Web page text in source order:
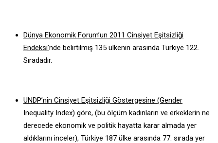
Dünya Ekonomik Forum’un 2011 Cinsiyet Eşitsizliği
Endeksi’nde belirtilmiş 135 ülkenin arasında Türkiye 122.
Sıradadır.
UNDP’nin Cinsiyet Eşitsizliği Göstergesine (Gender
Inequality Index) göre, (bu ölçüm kadınların ve erkeklerin ne
derecede ekonomik ve politik hayatta karar almada yer
aldıklarını inceler), Türkiye 187 ülke arasında 77. sırada yer